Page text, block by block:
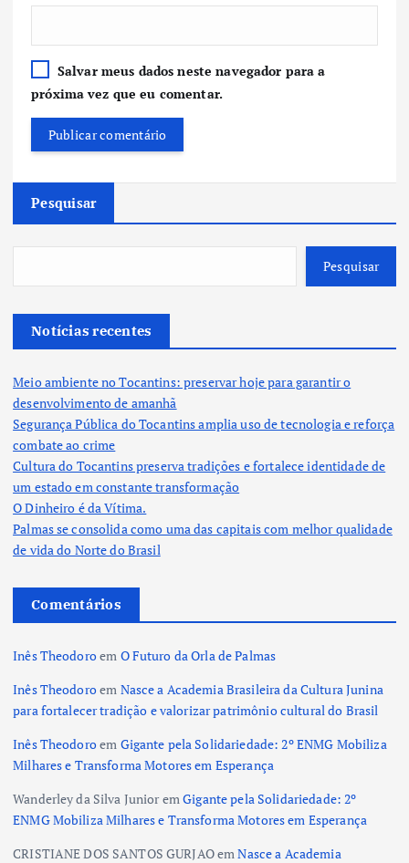
Salvar meus dados neste navegador para a
próxima vez que eu comentar.
Pesquisar
Pesquisar
Notícias recentes
Meio ambiente no Tocantins: preservar hoje para garantir o
desenvolvimento de amanhã
Segurança Pública do Tocantins amplia uso de tecnologia e reforça
combate ao crime
Cultura do Tocantins preserva tradições e fortalece identidade de
um estado em constante transformação
O Dinheiro é da Vítima.
Palmas se consolida como uma das capitais com melhor qualidade
de vida do Norte do Brasil
Comentários
Inês Theodoroem O Futuro da Orla de Palmas
Inês Theodoroem Nasce a Academia Brasileira da Cultura Junina
para fortalecer tradição e valorizar patrimônio cultural do Brasil
Inês Theodoroem Gigante pela Solidariedade: 2º ENMG Mobiliza
Milhares e Transforma Motores em Esperança
Wanderley da Silva JunioremGigante pela Solidariedade: 2º
ENMG Mobiliza Milhares e Transforma Motores em Esperança
CRISTIANE DOS SANTOS GURJAOemNasce a Academia